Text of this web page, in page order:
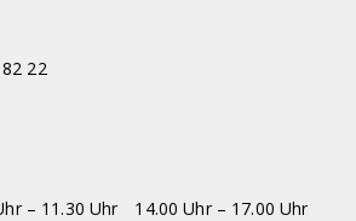
22
NACHMITTAG
– 11.30 Uhr
14.00 Uhr – 17.00 Uhr